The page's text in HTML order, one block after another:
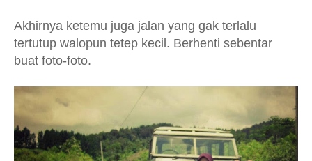
Akhirnya ketemu juga jalan yang gak terlalu
tertutup walopun tetep kecil. Berhenti sebentar
buat foto-foto.